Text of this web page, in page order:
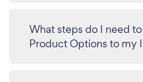
What steps do I need
Product Options to my